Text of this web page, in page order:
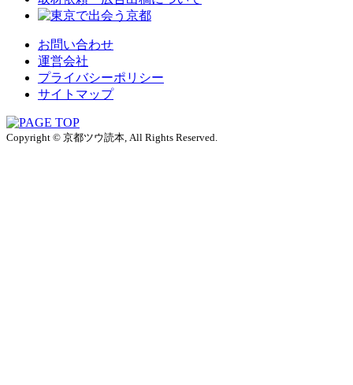
お問い合わせ
運営会社
プライバシーポリシー
サイトマップ
Copyright © 京都ツウ読本, All Rights Reserved.